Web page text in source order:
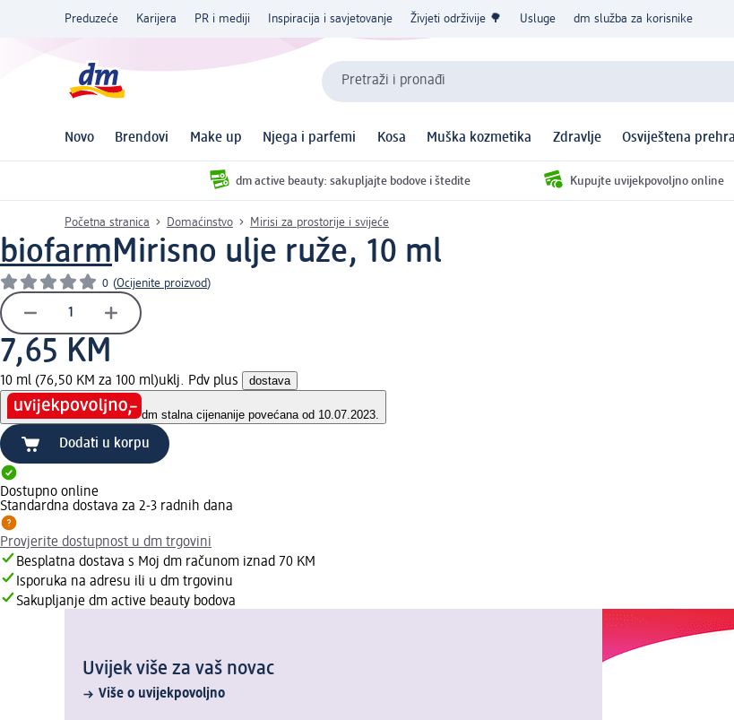
Preduzeće Karijera PR i mediji Inspiracija i savjetovanje Živjeti održivije 🌳 Usluge dm služba za korisnike
Pretraži i pronađi
Novo Brendovi Make up Njega i parfemi Kosa Muška kozmetika Zdravlje Osviještena
dm active beauty: sakupljajte bodove i štedite Kupujte uvijekpovoljno online
Početna stranica Domaćinstvo Mirisi za prostorije i svijeće
biofarmMirisno ulje ruže, 10 ml
0 (Ocijenite proizvod)
7,65 KM
10 ml (76,50 KM za 100 ml)uklj. Pdv plus dostava
dm stalna cijenanije povećana od 10.07.2023.
Dodati u korpu
Dostupno online
Standardna dostava za 2-3 radnih dana
Provjerite dostupnost u dm trgovini
Besplatna dostava s Moj dm računom iznad 70 KM
Isporuka na adresu ili u dm trgovinu
Sakupljanje dm active beauty bodova
Uvijek više za vaš novac
Više o uvijekpovoljno